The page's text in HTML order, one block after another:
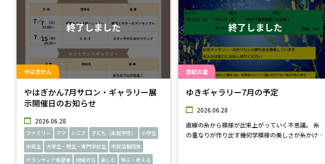
類、ピンの数など組み合わせは無限に広がり、想像
力を膨らましてオリジナル作品、世界にひとつだけ
のアート作品となります。ぜひ見に来てください。
やはぎかん
終了しました
やはぎかん7月サロン・ギャラリー展
示開催日のお知らせ
2026.06.28
ファミリー ママ シニア 子ども（未就学児）
小学生
中高生
大学生・院生・専門学校生
市民活動団体
ボランティア希望者
地域の方 楽しむ
学ぶ・考える
悠紀の里
終了しました
ゆきギャラリー7月の予定
2026.06.28
直線の糸から模様が出来上がっていく不思議。 糸
の重なりが作り出す幾何学模様の美しさが糸かけア